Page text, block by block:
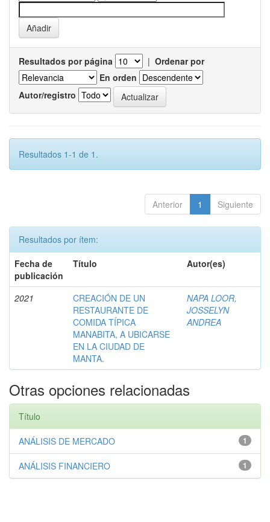
Resultados por página | Ordenar por
En orden
Autor/registro
Resultados 1-1 de 1.
Anterior 1 Siguiente
Resultados por ítem:
Fecha de
publicación
Título Autor(es)
2021
CREACIÓN DE UN
RESTAURANTE DE
COMIDA TÍPICA
MANABITA, A UBICARSE
EN LA CIUDAD DE
MANTA.
NAPA LOOR,
JOSSELYN
ANDREA
Otras opciones relacionadas
Título
1
ANÁLISIS DE MERCADO
1
ANÁLISIS FINANCIERO